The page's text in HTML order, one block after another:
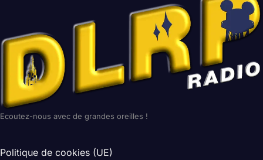
Ecoutez-nous avec de grandes oreilles !
Politique de cookies (UE)